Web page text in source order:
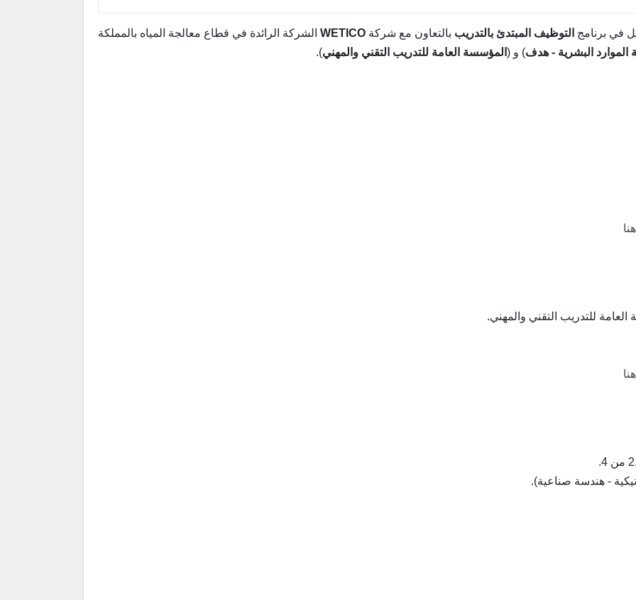
في برنامج التوظيف المبتدئ بالتدريب بالتعاون مع شركة WETICO الشركة الرائدة في قطاع معالجة المياه بالمملكة
الموارد البشرية - هدف) و ( المؤسسة العامة للتدريب التقني والمهني).
للتدريب التقني والمهني.
- هندسة صناعية).